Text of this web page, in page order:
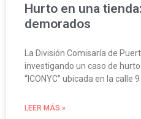
Hurto en una
demorados
La División Comisaría de
investigando un caso de
“ICONYC” ubicada en la calle
LEER MÁS »